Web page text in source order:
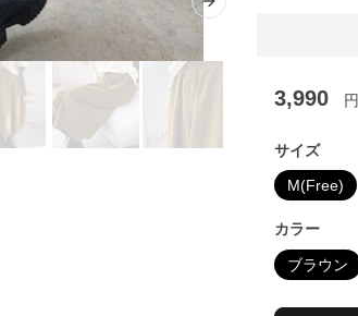
Next slide
3,990 円
サイズ
M(Free)
カラー
ブラウン